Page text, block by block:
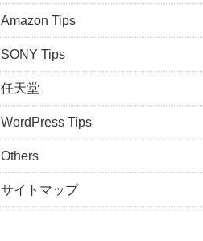
Amazon Tips
SONY Tips
任天堂
WordPress Tips
Others
サイトマップ